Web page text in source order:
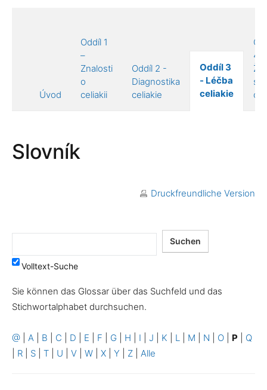
Úvod
Oddíl 1
–
Znalosti
o
celiakii
Oddíl 2 -
Diagnostika
celiakie
Oddíl 3
- Léčba
celiakie
4 –
s
Slovník
Druckfreundliche Version
Volltext-Suche
Sie können das Glossar über das Suchfeld und das
Stichwortalphabet durchsuchen.
@ A B C D E F G H I J K L M N O P
Q
R S T U V W X Y Z Alle